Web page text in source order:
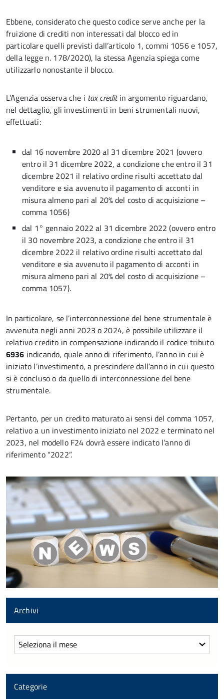
Ebbene, considerato che questo codice serve anche per la
fruizione di crediti non interessati dal blocco ed in
particolare quelli previsti dall’articolo 1, commi 1056 e 1057,
della legge n. 178/2020), la stessa Agenzia spiega come
utilizzarlo nonostante il blocco.
L’Agenzia osserva che i tax creditin argomento riguardano,
nel dettaglio, gli investimenti in beni strumentali nuovi,
effettuati:
dal 16 novembre 2020 al 31 dicembre 2021 (ovvero
entro il 31 dicembre 2022, a condizione che entro il 31
dicembre 2021 il relativo ordine risulti accettato dal
venditore e sia avvenuto il pagamento di acconti in
misura almeno pari al 20% del costo di acquisizione –
comma 1056)
dal 1° gennaio 2022 al 31 dicembre 2022 (ovvero entro
il 30 novembre 2023, a condizione che entro il 31
dicembre 2022 il relativo ordine risulti accettato dal
venditore e sia avvenuto il pagamento di acconti in
misura almeno pari al 20% del costo di acquisizione –
comma 1057).
In particolare, se l’interconnessione del bene strumentale è
avvenuta negli anni 2023 o 2024, è possibile utilizzare il
relativo credito in compensazione indicando il codice tributo
6936 indicando, quale anno di riferimento, l’anno in cui è
iniziato l’investimento, a prescindere dall’anno in cui questo
si è concluso o da quello di interconnessione del bene
strumentale.
Pertanto, per un credito maturato ai sensi del comma 1057,
relativo a un investimento iniziato nel 2022 e terminato nel
2023, nel modello F24 dovrà essere indicato l’anno di
riferimento “2022”.
Archivi
Archivi
Categorie